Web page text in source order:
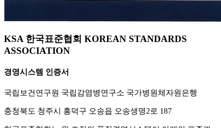
KSA 한국표준협회 KOREAN STANDARDS
ASSOCIATION
경영시스템 인증서
국립보건연구원 국립감염병연구소 국가병원체자원은행
충청북도 청주시 흥덕구 오송읍 오송생명2로 187